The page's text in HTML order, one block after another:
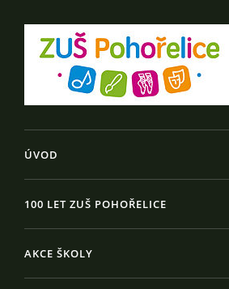
ÚVOD
100 LET ZUŠ POHOŘELICE
AKCE ŠKOLY